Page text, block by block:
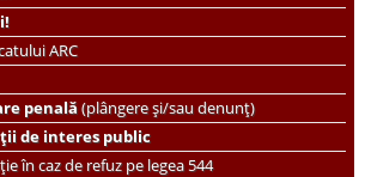
ARC
penală(plângere și/sau denunț)
de interes public
în caz de refuz pe legea 544